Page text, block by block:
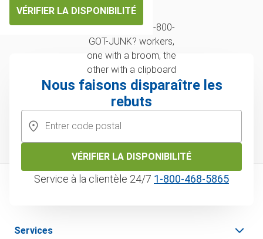
VÉRIFIER LA DISPONIBILITÉ
Nous faisons disparaître les
rebuts
VÉRIFIER LA DISPONIBILITÉ
Service à la clientèle 24/7 1‑800‑468‑5865
Services